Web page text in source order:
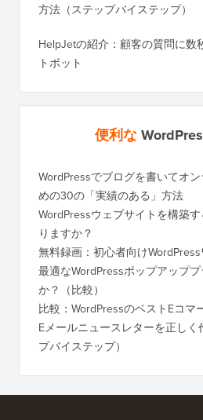
方法（ステップバイステップ）
HelpJetの紹介：顧客の質問に数
トボット
便利な
WordPressでブログを書いてオ
めの30の「実績のある」方法
WordPressウェブサイトを構築す
りますか？
無料録画：初心者向けWordPress
最適なWordPressポップアッププ
か？（比較）
比較：WordPressのベストEコマ